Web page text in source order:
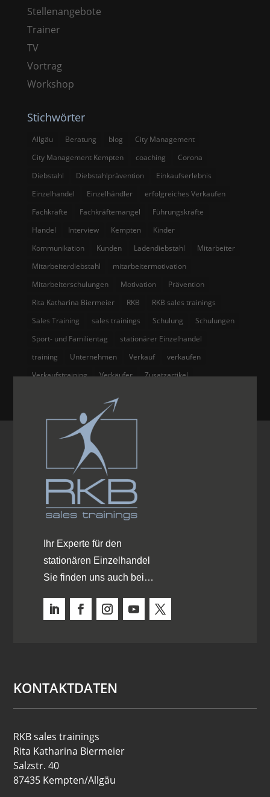
Stellenangebote
Trainer
TV
Vortrag
Workshop
Stichwörter
Allgäu Beratung blog
City Management
City Management Kempten
coaching
Corona
Diebstahl
Diebstahlprävention
Einkaufserlebnis
Einzelhandel
Einzelhändler
erfolgreiches Verkaufen
Fachkräfte
Fachkräftemangel
Führungskräfte
Handel
Interview Kempten
Kinder
Kommunikation
Kunden Ladendiebstahl
Mitarbeiter
Mitarbeiterdiebstahl
mitarbeitermotivation
Mitarbeiterschulungen
Motivation
Prävention
Rita Katharina Biermeier
RKB
RKB sales trainings
Sales Training
sales trainings Schulung
Schulungen
Sport- und Familientag
stationärer Einzelhandel
training
Unternehmen Verkauf
verkaufen
Verkaufstraining
Verkäufer Zusatzartikel
Ihr Experte für den
stationären Einzelhandel
Sie finden uns auch bei…
KONTAKTDATEN
RKB sales trainings
Rita Katharina Biermeier
Salzstr. 40
87435 Kempten/Allgäu